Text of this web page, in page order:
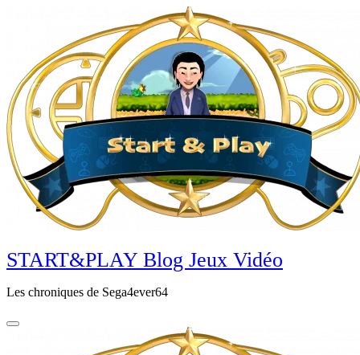
principal
START&PLAY Blog Jeux Vidéo
Les chroniques de Sega4ever64